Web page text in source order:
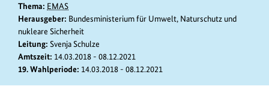
Thema: EMAS
Herausgeber: Bundesministerium für Umwelt, Naturschutz und
nukleare Sicherheit
Leitung: Svenja Schulze
Amtszeit: 14.03.2018 - 08.12.2021
19. Wahlperiode: 14.03.2018 - 08.12.2021